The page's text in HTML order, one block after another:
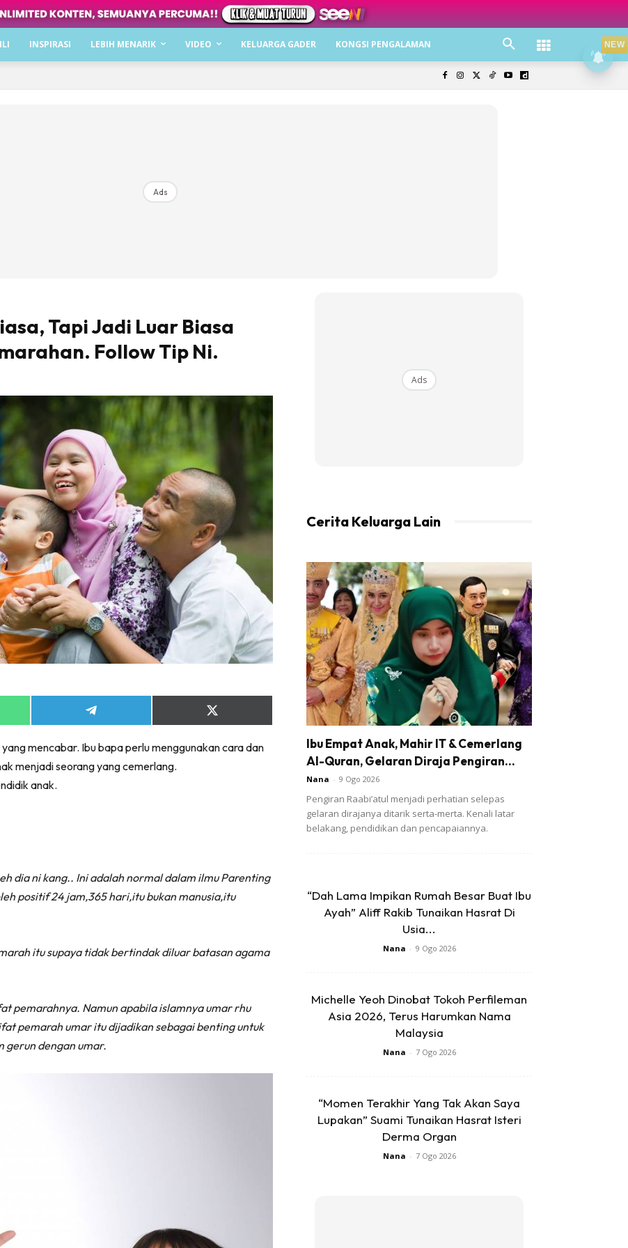
INSPIRASI LEBIH MENARIK VIDEO KELUARGA GADER KONGSI PENGALAMAN
Ads
Tapi Jadi Luar Biasa
Follow Tip Ni.
Share
on
Share
on
(Twitter)
mencabar. Ibu bapa perlu menggunakan cara dan
menjadi seorang yang cemerlang.
anak.
dia ni kang.. Ini adalah normal dalam ilmu Parenting
positif 24 jam,365 hari,itu bukan manusia,itu
itu supaya tidak bertindak diluar batasan agama
pemarahnya. Namun apabila islamnya umar rhu
pemarah umar itu dijadikan sebagai benting untuk
gerun dengan umar.
Ads
Cerita Keluarga Lain
Ibu Empat Anak, Mahir IT & Cemerlang
Al-Quran, Gelaran Diraja Pengiran...
Nana - 9 Ogo 2026
Pengiran Raabi’atul menjadi perhatian selepas
gelaran dirajanya ditarik serta-merta. Kenali latar
belakang, pendidikan dan pencapaiannya.
“Dah Lama Impikan Rumah Besar Buat Ibu
Ayah” Aliff Rakib Tunaikan Hasrat Di
Usia...
Nana - 9 Ogo 2026
Michelle Yeoh Dinobat Tokoh Perfileman
Asia 2026, Terus Harumkan Nama
Malaysia
Nana - 7 Ogo 2026
“Momen Terakhir Yang Tak Akan Saya
Lupakan” Suami Tunaikan Hasrat Isteri
Derma Organ
Nana - 7 Ogo 2026
NEW